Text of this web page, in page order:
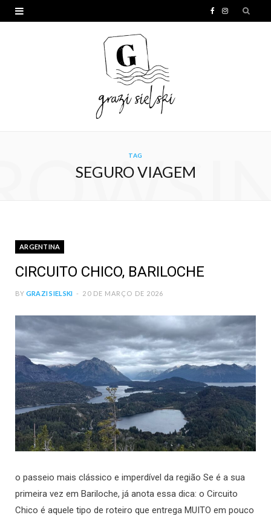
I
TAG
SEGURO VIAGEM
ARGENTINA
CIRCUITO CHICO, BARILOCHE
BY GRAZI SIELSKI 20 DE MARÇO DE 2026
o passeio mais clássico e imperdível da região Se é a sua
primeira vez em Bariloche, já anota essa dica: o Circuito
Chico é aquele tipo de roteiro que entrega MUITO em pouco